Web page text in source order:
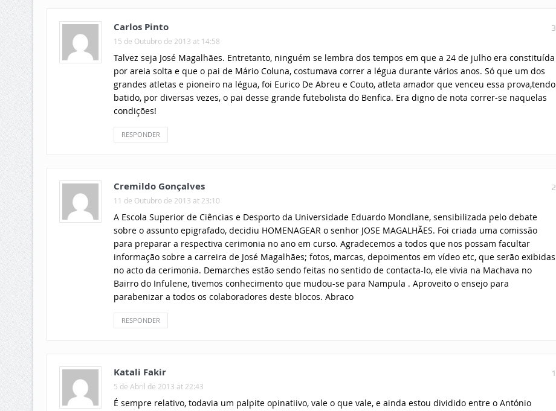
3
Carlos Pinto
15 de Outubro de 2013 at 14:58
Talvez seja José Magalhães. Entretanto, ninguém se lembra dos tempos em que a 24 de julho era constituída
por areia solta e que o pai de Mário Coluna, costumava correr a légua durante vários anos. Só que um dos
grandes atletas e pioneiro na légua, foi Eurico De Abreu e Couto, atleta amador que venceu essa prova,tendo
batido, por diversas vezes, o pai desse grande futebolista do Benfica. Era digno de nota correr-se naquelas
condições!
RESPONDER
2
Cremildo Gonçalves
11 de Outubro de 2013 at 23:10
A Escola Superior de Ciências e Desporto da Universidade Eduardo Mondlane, sensibilizada pelo debate
sobre o assunto epigrafado, decidiu HOMENAGEAR o senhor JOSE MAGALHÃES. Foi criada uma comissão
para preparar a respectiva cerimonia no ano em curso. Agradecemos a todos que nos possam facultar
informação sobre a carreira de José Magalhães; fotos, marcas, depoimentos em vídeo etc, que serão exibidas
no acto da cerimonia. Demarches estão sendo feitas no sentido de contacta-lo, ele vivia na Machava no
Bairro do Infulene, tivemos conhecimento que mudou-se para Nampula . Aproveito o ensejo para
parabenizar a todos os colaboradores deste blocos. Abraco
RESPONDER
1
Katali Fakir
5 de Abril de 2013 at 22:43
É sempre relativo, todavia um palpite opinatiivo, vale o que vale, e ainda estou dividido entre o António